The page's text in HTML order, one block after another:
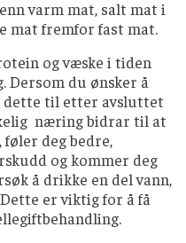
eller varmes, bør
serveres så tidlig
og åpnende
i lukkede bokser.
i over
skal nedkjøles
i kjøleskap og ikke
varm mat, salt mat i
mat fremfor fast mat.
og væske i tiden
Dersom du ønsker å
dette til etter avsluttet
næring bidrar til at
deg bedre,
og kommer deg
å drikke en del vann,
er viktig for å få